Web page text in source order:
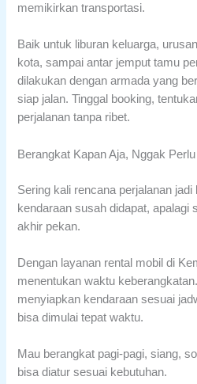
memikirkan transportasi.
Baik untuk liburan keluarga,
kota, sampai antar jemput tamu
dilakukan dengan armada yang
siap jalan. Tinggal booking,
perjalanan tanpa ribet.
Berangkat Kapan Aja, Nggak
Sering kali rencana perjalanan
kendaraan susah didapat, apalagi
akhir pekan.
Dengan layanan rental mobil di
menentukan waktu
menyiapkan kendaraan sesuai
bisa dimulai tepat waktu.
Mau berangkat pagi-pagi, siang,
bisa diatur sesuai kebutuhan.